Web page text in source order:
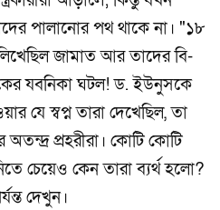
পালানোর পথ থাকে না। "১৮
জামাত আর তাদের বি-
যবনিকা ঘটল! ড. ইউনুসকে
যে স্বপ্ন তারা দেখেছিল, তা
প্রহরীরা। কোটি কোটি
চেয়েও কেন তারা ব্যর্থ হলো?
দেখুন।